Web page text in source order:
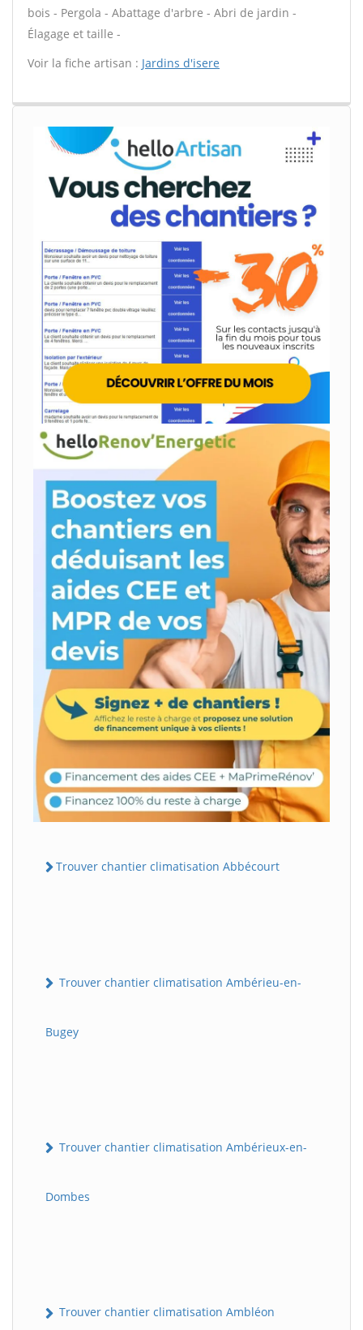
bois - Pergola - Abattage d'arbre - Abri de jardin -
Élagage et taille -
Voir la fiche artisan : Jardins d'isere
Trouver chantier climatisation Abbécourt
Trouver chantier climatisation Ambérieu-en-
Bugey
Trouver chantier climatisation Ambérieux-en-
Dombes
Trouver chantier climatisation Ambléon